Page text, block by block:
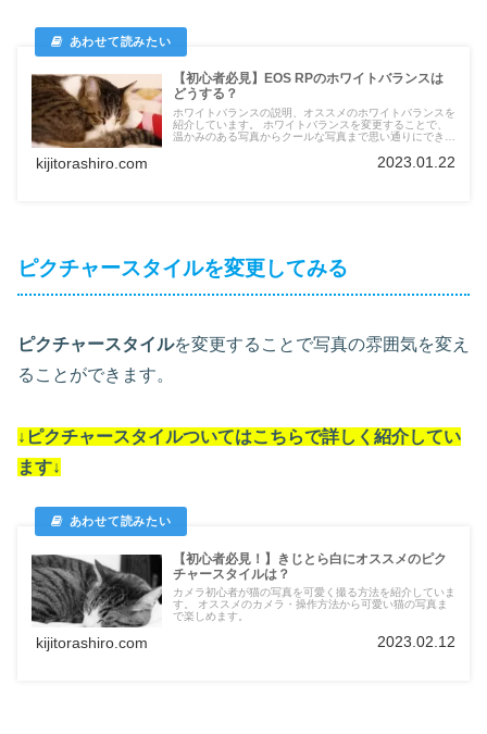
【初心者必見】EOS RPのホワイトバランスは
どうする？
ホワイトバランスの説明、オススメのホワイトバランスを
紹介しています。 ホワイトバランスを変更することで、
温かみのある写真からクールな写真まで思い通りにできま
kijitorashiro.com 2023.01.22
ピクチャースタイルを変更してみる
ピクチャースタイルを変更することで写真の雰囲気を変え
ることができます。
↓ ピクチャースタイルついてはこちらで詳しく紹介してい
ます↓
【初心者必見！】きじとら白にオススメのピク
チャースタイルは？
カメラ初心者が猫の写真を可愛く撮る方法を紹介していま
す。 オススメのカメラ・操作方法から可愛い猫の写真ま
で楽しめます。
kijitorashiro.com 2023.02.12